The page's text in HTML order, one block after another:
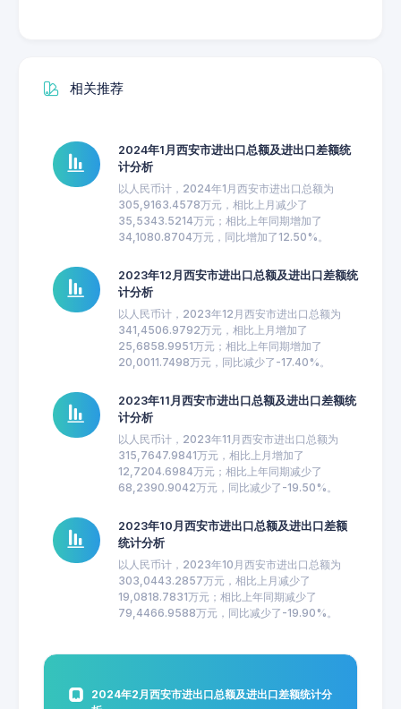
相关推荐
2024年1月西安市进出口总额及进出口差额统
计分析
以人民币计，2024年1月西安市进出口总额为
305,9163.4578万元，相比上月减少了
35,5343.5214万元；相比上年同期增加了
34,1080.8704万元，同比增加了12.50%。
2023年12月西安市进出口总额及进出口差额统
计分析
以人民币计，2023年12月西安市进出口总额为
341,4506.9792万元，相比上月增加了
25,6858.9951万元；相比上年同期增加了
20,0011.7498万元，同比减少了-17.40%。
2023年11月西安市进出口总额及进出口差额统
计分析
以人民币计，2023年11月西安市进出口总额为
315,7647.9841万元，相比上月增加了
12,7204.6984万元；相比上年同期减少了
68,2390.9042万元，同比减少了-19.50%。
2023年10月西安市进出口总额及进出口差额
统计分析
以人民币计，2023年10月西安市进出口总额为
303,0443.2857万元，相比上月减少了
19,0818.7831万元；相比上年同期减少了
79,4466.9588万元，同比减少了-19.90%。
2024年2月西安市进出口总额及进出口差额统计分